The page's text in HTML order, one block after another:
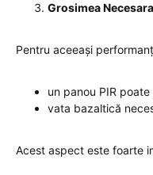
Grosimea Necesara
Pentru aceeași
un panou PIR
vata bazaltică
Acest aspect este foarte